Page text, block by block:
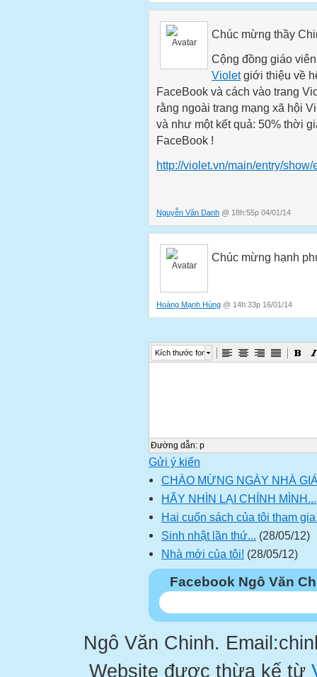
Chúc mừng thầy
Cộng đồng giáo
Violetgiới thiệu về
FaceBook và cách vào trang
rằng ngoài trang mạng xã hội
và như một kết quả: 50% thời
FaceBook !
http://violet.vn/main/entry/
Nguyễn Văn Danh @ 18h:55p 04/01/14
Chúc mừng hạnh
Hoàng Mạnh Hùng @ 14h:33p 16/01/14
Kích thước font
Đường dẫn: p
Gửi ý kiến
CHÀO MỪNG NGÀY NHÀ
HÃY NHÌN LẠI CHÍNH MÌNH...
Hai cuốn sách của tôi tham
Sinh nhật lần thứ...
(28/05/12)
Nhà mới của tôi! (28/05/12)
Facebook Ngô Văn
Ngô Văn Chinh.
Website được thừa kế từ